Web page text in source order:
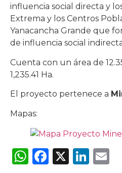
influencia social directa y
Extrema y los Centros
Yanacancha Grande que
de influencia social
Cuenta con un área de
1,235.41 Ha.
El proyecto pertenece a
Mapas:
WhatsApp
Facebook
X